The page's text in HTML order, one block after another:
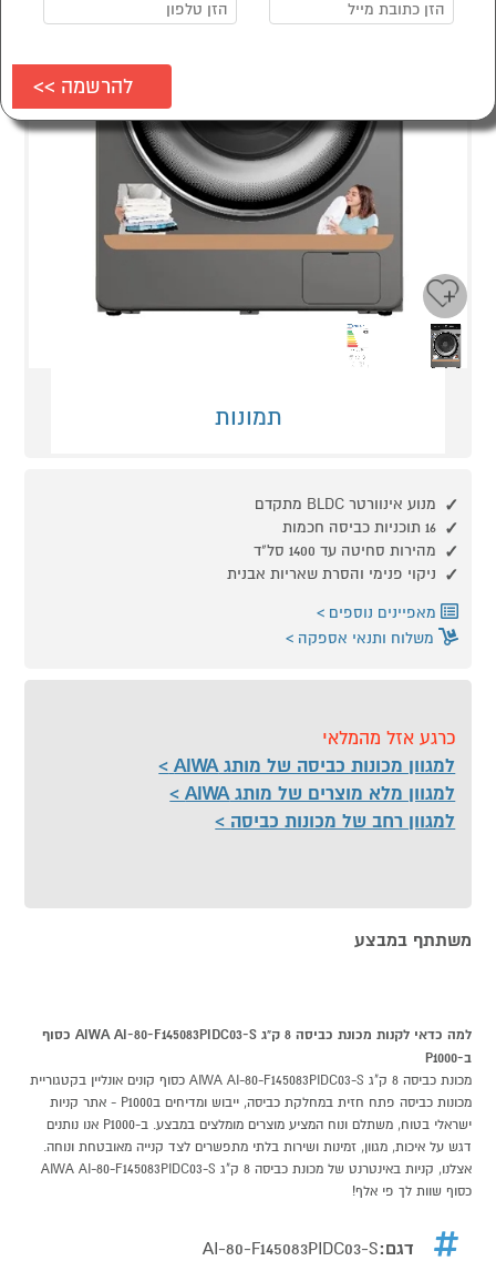
תמונות
מנוע אינוורטר BLDC מתקדם
16 תוכניות כביסה חכמות
מהירות סחיטה עד 1400 סל"ד
ניקוי פנימי והסרת שאריות אבנית
מאפיינים נוספים
משלוח ותנאי אספקה
כרגע אזל מהמלאי
למגוון מכונות כביסה של מותג AIWA
למגוון מלא מוצרים של מותג AIWA
למגוון רחב של מכונות כביסה
משתתף במבצע
למה כדאי לקנות מכונת כביסה 8 ק"ג AIWA AI-80-F145083PIDC03-S כסוף
ב-P1000
מכונת כביסה 8 ק"ג AIWA AI-80-F145083PIDC03-S כסוף קונים אונליין בקטגוריית
מכונות כביסה פתח חזית במחלקת כביסה, ייבוש ומדיחים בP1000 - אתר קניות
ישראלי בטוח, משתלם ונוח המציע מוצרים מומלצים במבצע. ב-P1000 אנו נותנים
דגש על איכות, מגוון, זמינות ושירות בלתי מתפשרים לצד קנייה מאובטחת ונוחה.
אצלנו, קניות באינטרנט של מכונת כביסה 8 ק"ג AIWA AI-80-F145083PIDC03-S
כסוף שוות לך פי אלף!
דגם:AI-80-F145083PIDC03-S